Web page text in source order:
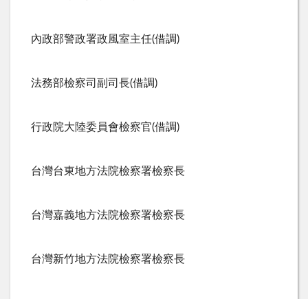
內政部警政署政風室主任(借調)
法務部檢察司副司長(借調)
行政院大陸委員會檢察官(借調)
台灣台東地方法院檢察署檢察長
台灣嘉義地方法院檢察署檢察長
台灣新竹地方法院檢察署檢察長